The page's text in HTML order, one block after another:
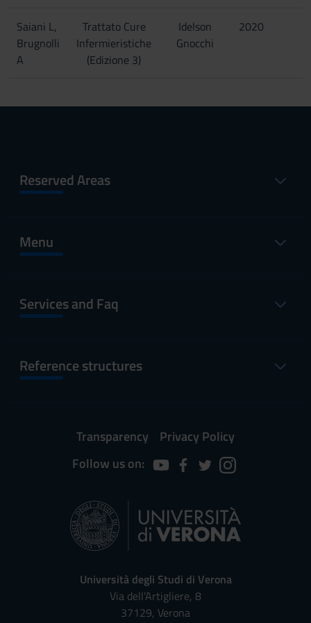
Saiani L,
Brugnolli
A
Trattato Cure
Infermieristiche
(Edizione 3)
Idelson
Gnocchi
2020
Reserved Areas
Menu
Services and Faq
Reference structures
Transparency
Privacy Policy
Follow us on:
Università degli Studi di Verona
Via dell'Artigliere, 8
37129, Verona